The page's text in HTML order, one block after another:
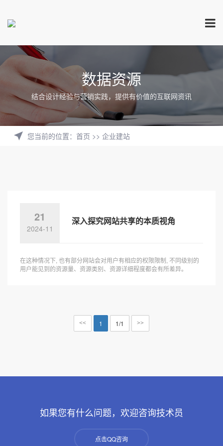
数据资源
结合设计经验与营销实践，提供有价值的互联网资讯
您当前的位置： 首页 >> 企业建站
21
2024-11
深入探究网站共享的本质视角
在这种情况下, 也有部分网站会对用户有相应的权限限制, 不同级别的
用户能见到的资源量、资源类别、资源详细程度都会有所差异。
<< 1 1/1 >>
如果您有什么问题，欢迎咨询技术员
点击QQ咨询